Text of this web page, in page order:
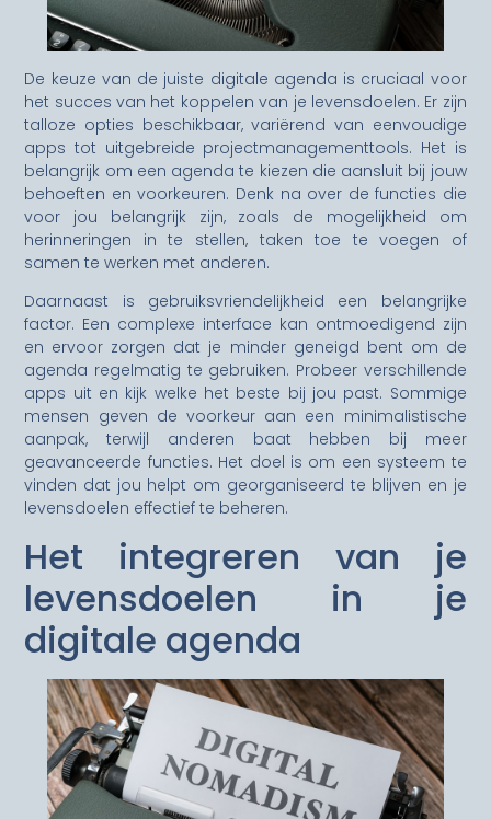
De keuze van de juiste digitale agenda is cruciaal voor
het succes van het koppelen van je levensdoelen. Er zijn
talloze opties beschikbaar, variërend van eenvoudige
apps tot uitgebreide projectmanagementtools. Het is
belangrijk om een agenda te kiezen die aansluit bij jouw
behoeften en voorkeuren. Denk na over de functies die
voor jou belangrijk zijn, zoals de mogelijkheid om
herinneringen in te stellen, taken toe te voegen of
samen te werken met anderen.
Daarnaast is gebruiksvriendelijkheid een belangrijke
factor. Een complexe interface kan ontmoedigend zijn
en ervoor zorgen dat je minder geneigd bent om de
agenda regelmatig te gebruiken. Probeer verschillende
apps uit en kijk welke het beste bij jou past. Sommige
mensen geven de voorkeur aan een minimalistische
aanpak, terwijl anderen baat hebben bij meer
geavanceerde functies. Het doel is om een systeem te
vinden dat jou helpt om georganiseerd te blijven en je
levensdoelen effectief te beheren.
Het integreren van je
levensdoelen in je
digitale agenda